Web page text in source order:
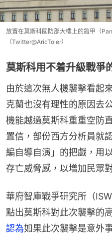
放置在莫斯科國防部大樓上的鎧甲（
（Twitter@AricToler）
莫斯科用不着升級戰爭
由於這次無人機襲擊看起
克蘭也沒有理性的原因去
機能越過莫斯科重重空防
置信，部份西方分析員就
編自導自演」的把戲，用
存亡威脅感，以增加民眾
華府智庫戰爭研究所（
點出莫斯科對此次襲擊的
認為如果此次襲擊是意外